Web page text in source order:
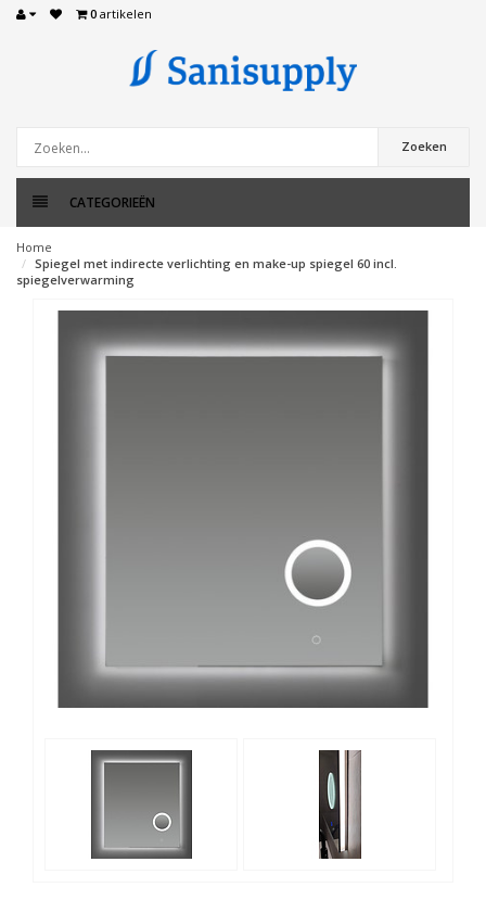
0 artikelen
Zoeken
CATEGORIEËN
Home
Spiegel met indirecte verlichting en make-up spiegel 60 incl.
spiegelverwarming